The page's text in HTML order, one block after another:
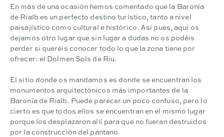
En más de una ocasión hemos comentado que la Baronía
de Rialb es un perfecto destino turístico, tanto a nivel
paisajístico como cultural e histórico. Así pues, aquí os
dejamos otro lugar que sin lugar a dudas no os podéis
perder si queréis conocer todo lo que la zona tiene por
ofrecer: el Dolmen Sols de Riu.
El sitio donde os mandamos es donde se encuentran los
monumentos arquitectónicos más importantes de la
Baronía de Rialb. Puede parecer un poco confuso, pero lo
cierto es que todos ellos se encuentran en el mismo lugar
porque los desplazaron allí para que no fueran destruidos
por la construcción del pantano.